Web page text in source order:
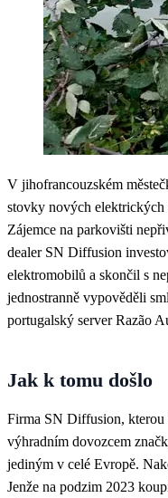
V jihofrancouzském
stovky nových elektrických
Zájemce na parkovišti
dealer SN Diffusion
elektromobilů a skončil s
jednostranně vypověděli
portugalský server Razão
Jak k tomu došlo
Firma SN Diffusion, kterou
výhradním dovozcem
jediným v celé Evropě.
Jenže na podzim 2023